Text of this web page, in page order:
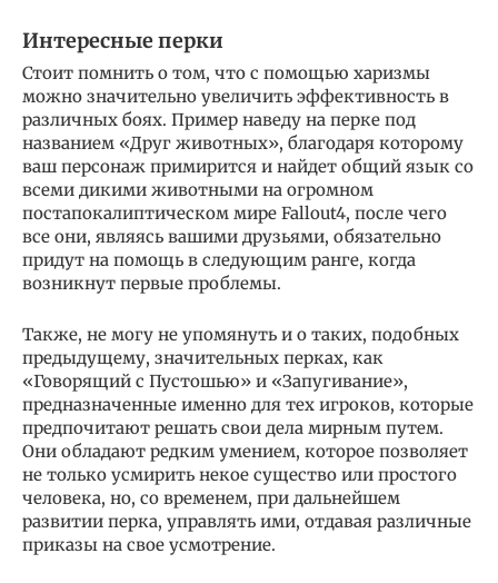
Интересные перки
Стоит помнить о том, что с помощью харизмы
можно значительно увеличить эффективность в
различных боях. Пример наведу на перке под
названием «Друг животных», благодаря которому
ваш персонаж примирится и найдет общий язык со
всеми дикими животными на огромном
постапокалиптическом мире Fallout4, после чего
все они, являясь вашими друзьями, обязательно
придут на помощь в следующим ранге, когда
возникнут первые проблемы.
Также, не могу не упомянуть и о таких, подобных
предыдущему, значительных перках, как
«Говорящий с Пустошью» и «Запугивание»,
предназначенные именно для тех игроков, которые
предпочитают решать свои дела мирным путем.
Они обладают редким умением, которое позволяет
не только усмирить некое существо или простого
человека, но, со временем, при дальнейшем
развитии перка, управлять ими, отдавая различные
приказы на свое усмотрение.